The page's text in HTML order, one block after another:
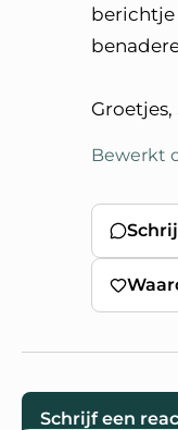
berichtje
Groetjes,
Bewerkt
Schrijf een